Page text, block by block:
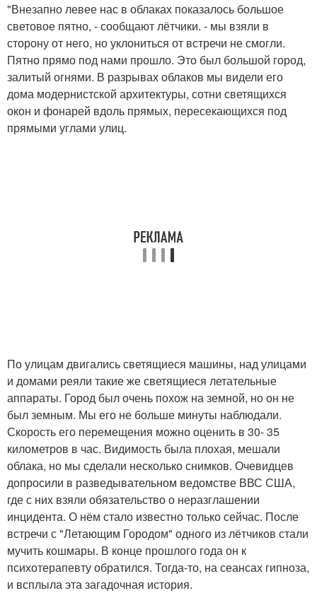
"Внезапно левее нас в облаках показалось большое
световое пятно, - сообщают лётчики. - мы взяли в
сторону от него, но уклониться от встречи не смогли.
Пятно прямо под нами прошло. Это был большой город,
залитый огнями. В разрывах облаков мы видели его
дома модернистской архитектуры, сотни светящихся
окон и фонарей вдоль прямых, пересекающихся под
прямыми углами улиц.
По улицам двигались светящиеся машины, над улицами
и домами реяли такие же светящиеся летательные
аппараты. Город был очень похож на земной, но он не
был земным. Мы его не больше минуты наблюдали.
Скорость его перемещения можно оценить в 30- 35
километров в час. Видимость была плохая, мешали
облака, но мы сделали несколько снимков. Очевидцев
допросили в разведывательном ведомстве ВВС США,
где с них взяли обязательство о неразглашении
инцидента. О нём стало известно только сейчас. После
встречи с "Летающим Городом" одного из лётчиков стали
мучить кошмары. В конце прошлого года он к
психотерапевту обратился. Тогда-то, на сеансах гипноза,
и всплыла эта загадочная история.